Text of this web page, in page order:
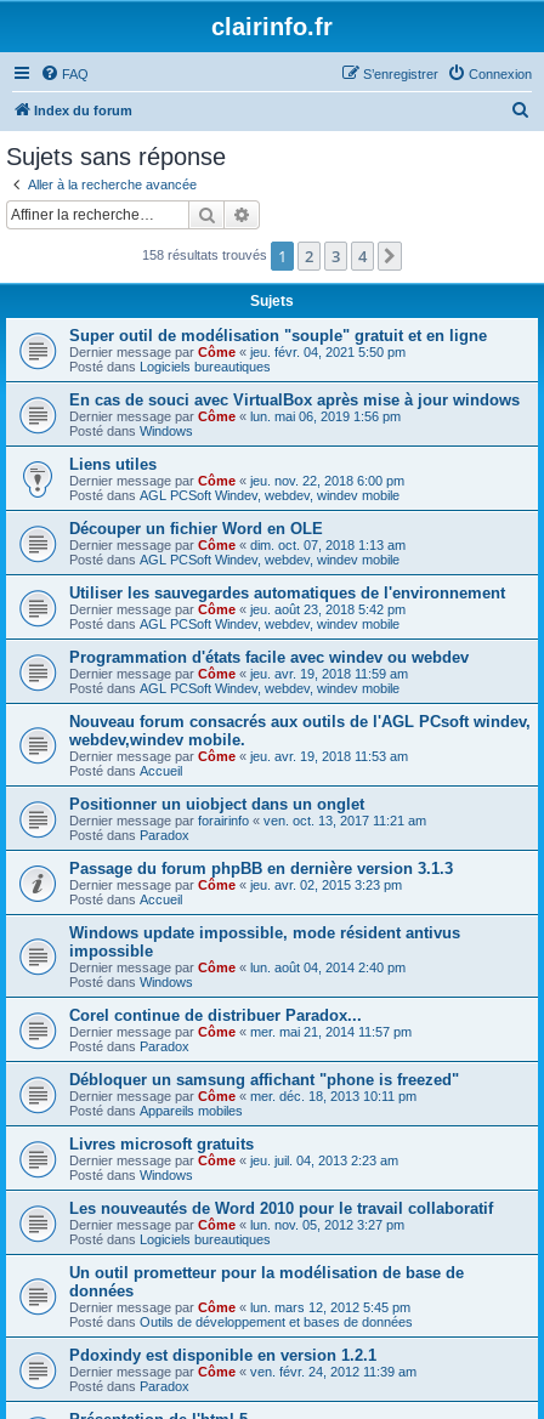
clairinfo.fr
FAQ Connexion
S’enregistrer
Index du forum
c
Sujets sans réponse
Aller à la recherche avancée
Rechercher
158 résultats trouvés 1 2 3 4
Sujets
Super outil de modélisation "souple" gratuit et en ligne
Dernier message par Côme « jeu. févr. 04, 2021 5:50 pm
Posté dans Logiciels bureautiques
En cas de souci avec VirtualBox après mise à jour windows
Dernier message par Côme « lun. mai 06, 2019 1:56 pm
Posté dans Windows
Liens utiles
Dernier message par Côme « jeu. nov. 22, 2018 6:00 pm
Posté dans AGL PCSoft Windev, webdev, windev mobile
Découper un fichier Word en OLE
Dernier message par Côme « dim. oct. 07, 2018 1:13 am
Posté dans AGL PCSoft Windev, webdev, windev mobile
Utiliser les sauvegardes automatiques de l'environnement
Dernier message par Côme « jeu. août 23, 2018 5:42 pm
Posté dans AGL PCSoft Windev, webdev, windev mobile
Programmation d'états facile avec windev ou webdev
Dernier message par Côme « jeu. avr. 19, 2018 11:59 am
Posté dans AGL PCSoft Windev, webdev, windev mobile
Nouveau forum consacrés aux outils de l'AGL PCsoft windev,
webdev,windev mobile.
Dernier message par Côme « jeu. avr. 19, 2018 11:53 am
Posté dans Accueil
Positionner un uiobject dans un onglet
Dernier message par forairinfo « ven. oct. 13, 2017 11:21 am
Posté dans Paradox
Passage du forum phpBB en dernière version 3.1.3
Dernier message par Côme « jeu. avr. 02, 2015 3:23 pm
Posté dans Accueil
Windows update impossible, mode résident antivus
impossible
Dernier message par Côme « lun. août 04, 2014 2:40 pm
Posté dans Windows
Corel continue de distribuer Paradox...
Dernier message par Côme « mer. mai 21, 2014 11:57 pm
Posté dans Paradox
Débloquer un samsung affichant "phone is freezed"
Dernier message par Côme « mer. déc. 18, 2013 10:11 pm
Posté dans Appareils mobiles
Livres microsoft gratuits
Dernier message par Côme « jeu. juil. 04, 2013 2:23 am
Posté dans Windows
Les nouveautés de Word 2010 pour le travail collaboratif
Dernier message par Côme « lun. nov. 05, 2012 3:27 pm
Posté dans Logiciels bureautiques
Un outil prometteur pour la modélisation de base de
données
Dernier message par Côme « lun. mars 12, 2012 5:45 pm
Posté dans Outils de développement et bases de données
Pdoxindy est disponible en version 1.2.1
Dernier message par Côme « ven. févr. 24, 2012 11:39 am
Posté dans Paradox